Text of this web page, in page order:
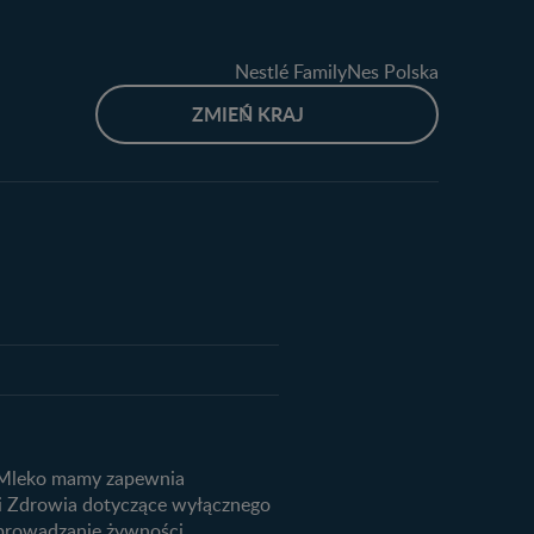
Nestlé FamilyNes Polska
ZMIEŃ KRAJ
mamy zapewnia
dotyczące wyłącznego